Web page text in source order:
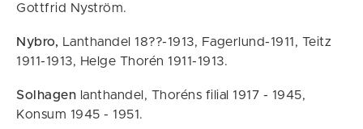
Gottfrid Nyström.
Nybro, Lanthandel 18??-1913, Fagerlund-1911, Teitz
1911-1913, Helge Thorén 1911-1913.
Solhagen lanthandel, Thoréns filial 1917 - 1945,
Konsum 1945 - 1951.